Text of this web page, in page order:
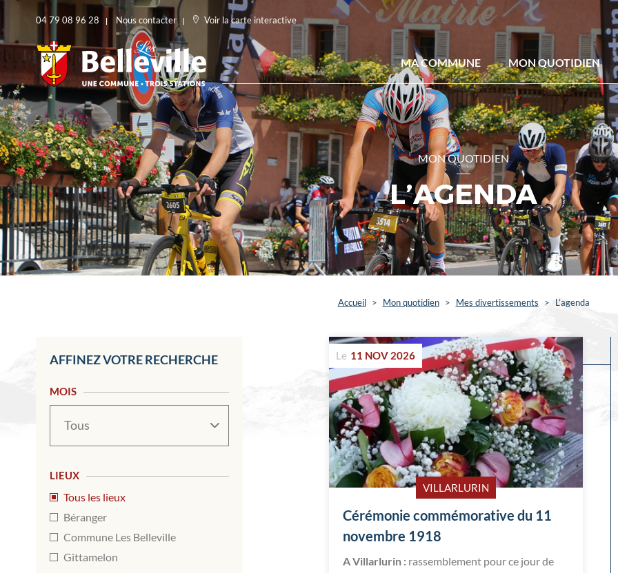
04 79 08 96 28 Nous contacter Voir la carte interactive
MA COMMUNE MON QUOTIDIEN
MON QUOTIDIEN
L’AGENDA
Accueil > Mon quotidien > Mes divertissements > L’agenda
Evénements
à
venir
VILLARLURIN
Le 11 NOV 2026
Cérémonie commémorative du 11
novembre 1918
A Villarlurin : rassemblement pour ce jour de
AFFINEZ VOTRE RECHERCHE
MOIS
LIEUX
Tous les lieux
Béranger
Commune Les Belleville
Gittamelon